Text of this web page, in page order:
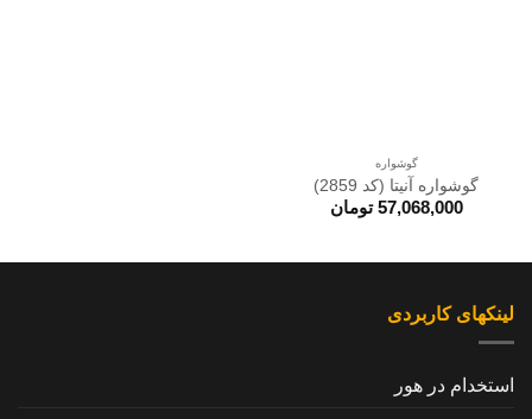
گوشواره
گوشواره آنیتا (کد 2859)
57,068,000 تومان
لینکهای کاربردی
استخدام در هور